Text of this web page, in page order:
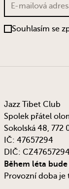
Souhlasím se
Jazz Tibet Club
Spolek přátel
Sokolská 48, 772
IČ: 47657294
DIČ: CZ47657294
Během léta
Provozní doba